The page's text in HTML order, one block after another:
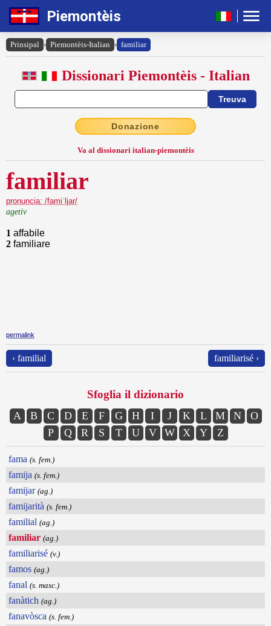
Piemontèis
Prinsipal › Piemontèis-Italian › familiar
Dissionari Piemontèis - Italian
Donazione
Va al dissionari italian-piemontèis
familiar
pronuncia: /famiˈljar/
agetiv
1 affabile
2 familiare
permalink
‹ familial familiarisé ›
Sfoglia il dizionario
A B C D E F G H I J K L M N
O
P
Q R S T U V W X Y Z
fama (s. fem.)
famija (s. fem.)
famijar (ag.)
famijarità (s. fem.)
familial (ag.)
familiar (ag.)
familiarisé (v.)
famos (ag.)
fanal (s. masc.)
fanàtich (ag.)
fanavòsca (s. fem.)